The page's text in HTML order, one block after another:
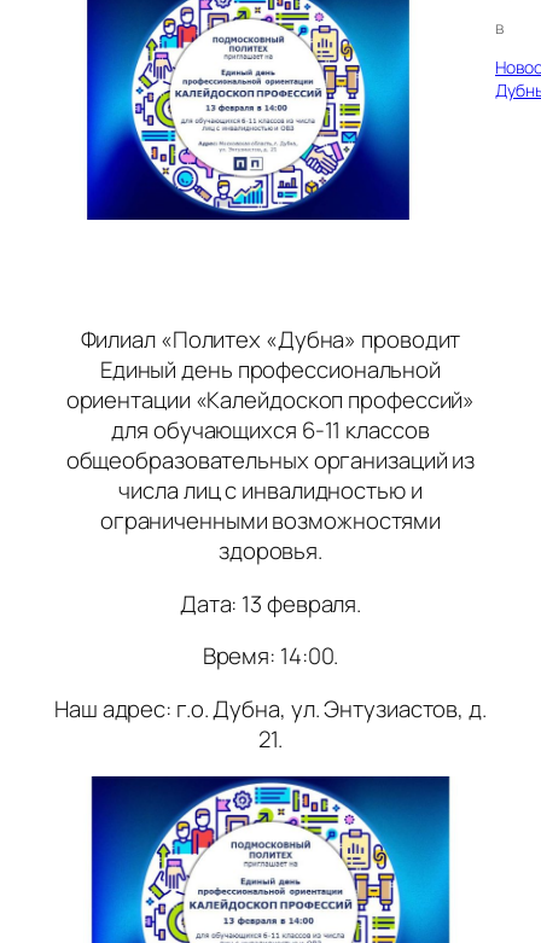
в
Филиал «Политех «Дубна» проводит
Единый день профессиональной
ориентации «Калейдоскоп профессий»
для обучающихся 6-11 классов
общеобразовательных организаций из
числа лиц с инвалидностью и
ограниченными возможностями
здоровья.
Дата: 13 февраля.
Время: 14:00.
Наш адрес: г.о. Дубна, ул. Энтузиастов, д.
21.